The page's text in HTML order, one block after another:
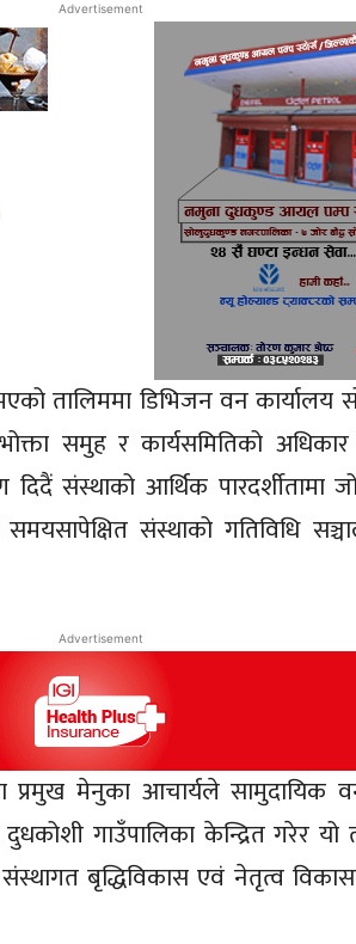
Advertisement
तालिममा डिभिजन वन कार्यालय
समुह र कार्यसमितिको अधिकार
दिदैं संस्थाको आर्थिक
समयसापेक्षित संस्थाको गतिविधि
Advertisement
मेनुका आचार्यले सामुदायिक
गाउँपालिका केन्द्रित गरेर यो
बृद्धिविकास एवं नेतृत्व